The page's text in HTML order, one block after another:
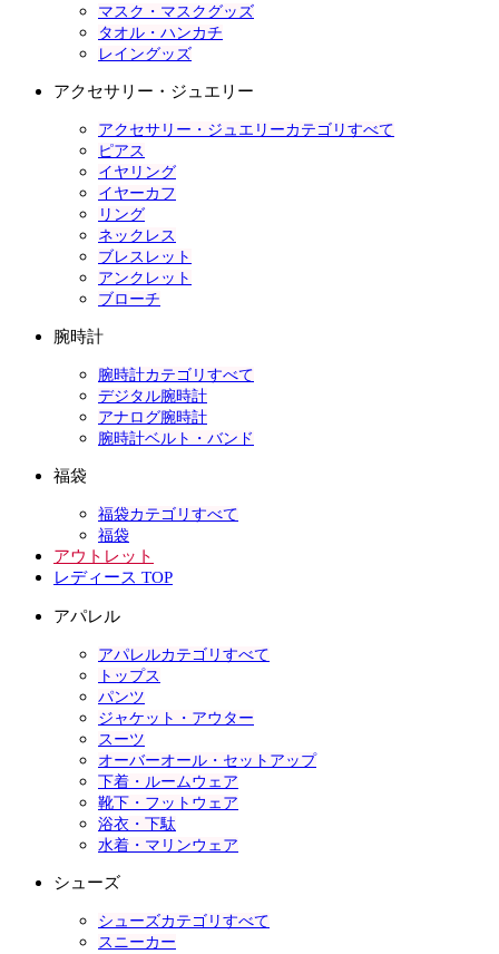
マスク・マスクグッズ
タオル・ハンカチ
レイングッズ
アクセサリー・ジュエリー
アクセサリー・ジュエリーカテゴリすべて
ピアス
イヤリング
イヤーカフ
リング
ネックレス
ブレスレット
アンクレット
ブローチ
腕時計
腕時計カテゴリすべて
デジタル腕時計
アナログ腕時計
腕時計ベルト・バンド
福袋
福袋カテゴリすべて
福袋
アウトレット
レディース TOP
アパレル
アパレルカテゴリすべて
トップス
パンツ
ジャケット・アウター
スーツ
オーバーオール・セットアップ
下着・ルームウェア
靴下・フットウェア
浴衣・下駄
水着・マリンウェア
シューズ
シューズカテゴリすべて
スニーカー